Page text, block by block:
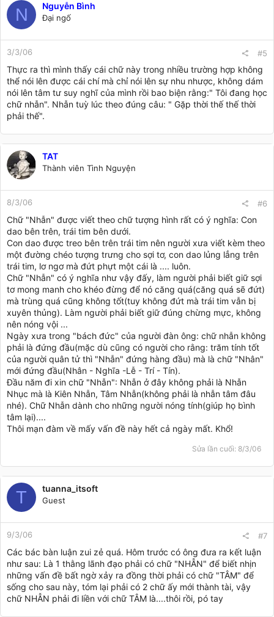
N Nguyễn Bình
Đại ngố
3/3/06 #5
Thực ra thì mình thấy cái chữ này trong nhiều trường hợp không
thể nói lên được cái chí mà chỉ nói lên sự nhu nhược, không dám
nói lên tâm tư suy nghĩ của mình rồi bao biện rằng:" Tôi đang học
chữ nhẫn". Nhẫn tuỳ lúc theo đúng câu: " Gặp thời thế thế thời
phải thế".
TAT
Thành viên Tình Nguyện
8/3/06 #6
Chữ "Nhẫn" được viết theo chữ tượng hình rất có ý nghĩa: Con
dao bên trên, trái tim bên dưới.
Con dao được treo bên trên trái tim nên người xưa viết kèm theo
một đường chéo tượng trưng cho sợi tơ, con dao lủng lẳng trên
trái tim, lơ ngơ mà đứt phựt một cái là .... luôn.
Chữ "Nhẫn" có ý nghĩa như vậy đấy, làm người phải biết giữ sợi
tơ mong manh cho khéo đừng để nó căng quá(căng quá sẽ đứt)
mà trùng quá cũng không tốt(tuy không đứt mà trái tim vẫn bị
xuyên thủng). Làm người phải biết giữ đúng chừng mực, không
nên nóng vội ...
Ngày xưa trong "bách đức" của người đàn ông: chữ nhẫn không
phải là đứng đầu(mặc dù cũng có người cho rằng: trăm tính tốt
của người quân tử thì "Nhẫn" đứng hàng đầu) mà là chữ "Nhân"
mới đứng đầu(Nhân - Nghĩa -Lễ - Trí - Tín).
Đầu năm đi xin chữ "Nhẫn": Nhẫn ở đây không phải là Nhẫn
Nhục mà là Kiên Nhẫn, Tâm Nhẫn(không phải là nhẫn tâm đâu
nhé). Chữ Nhẫn dành cho những người nóng tính(giúp họ bình
tâm lại)....
Thôi mạn đàm về mấy vấn đề này hết cả ngày mất. Khổ!
Sửa lần cuối: 8/3/06
T tuanna_itsoft
Guest
9/3/06 #7
Các bác bàn luận zui zẻ quá. Hôm trước có ông đưa ra kết luận
như sau: Là 1 thằng lãnh đạo phải có chữ "NHẪN" để biết nhịn
những vấn đề bất ngờ xảy ra đồng thời phải có chữ "TÂM" để
sống cho sau này, tóm lại phải có 2 chữ ấy mới thành tài, vậy
chữ NHẪN phải đi liền với chữ TÂM là....thôi rồi, pó tay